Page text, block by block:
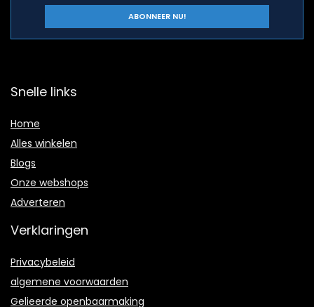
Snelle links
Home
Alles winkelen
Blogs
Onze webshops
Adverteren
Verklaringen
Privacybeleid
algemene voorwaarden
Gelieerde openbaarmaking